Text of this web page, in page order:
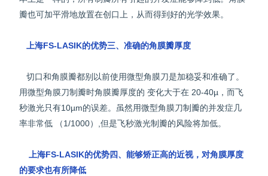
瓣也可加平滑地放置在创口上，从而得到好的光学效果。
上海FS-LASIK的优势三、准确的角膜瓣厚度
切口和角膜瓣都别以前使用微型角膜刀是加稳妥和准确了。
用微型角膜刀制瓣时角膜瓣厚度的 变化大于在 20-40µ，而飞
秒激光只有10µm的误差。虽然用微型角膜刀制瓣的并发症几
率非常低 （1/1000）,但是飞秒激光制瓣的风险将加低。
上海FS-LASIK的优势四、能够矫正高的近视，对角膜厚度
的要求也有所降低